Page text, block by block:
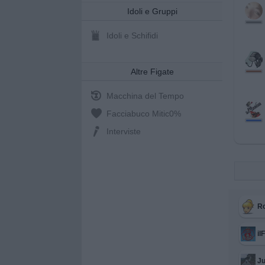
Idoli e Gruppi
Idoli e Schifidi
Altre Figate
Macchina del Tempo
Facciabuco Mitic0%
Interviste